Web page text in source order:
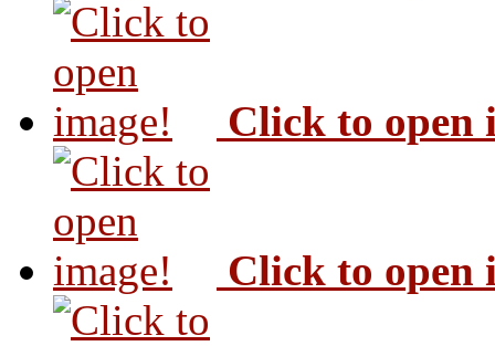
Click to open
Click to open